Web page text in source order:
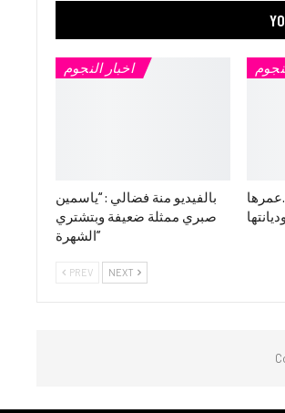
اخبار النجوم
بالفيديو منة فضالي : “ياسمين
صبري ممثلة ضعيفة وبتشتري
الشهرة”
PREV NEXT